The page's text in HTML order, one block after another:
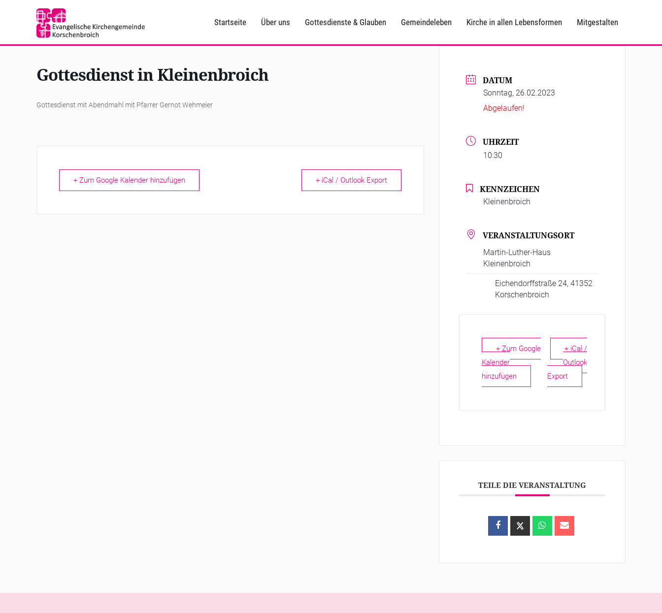
Startseite Über uns Gottesdienste & Glauben Gemeindeleben Kirche in allen Lebensformen Mitgestalten
Gottesdienst in Kleinenbroich
Gottesdienst mit Abendmahl mit Pfarrer Gernot Wehmeier
+ Zum Google Kalender hinzufügen + iCal / Outlook Export
DATUM
Sonntag, 26.02.2023
Abgelaufen!
UHRZEIT
10:30
KENNZEICHEN
Kleinenbroich
VERANSTALTUNGSORT
Martin-Luther-Haus
Kleinenbroich
Eichendorffstraße 24, 41352
Korschenbroich
+ Zum Google
Kalender
hinzufügen
+ iCal /
Outlook
Export
TEILE DIE VERANSTALTUNG